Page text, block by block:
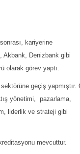
kariyerine
Akbank, Denizbank gibi
olarak görev yaptı.
geçiş yapmıştır.
yönetimi, pazarlama,
liderlik ve strateji gibi
mevcuttur.